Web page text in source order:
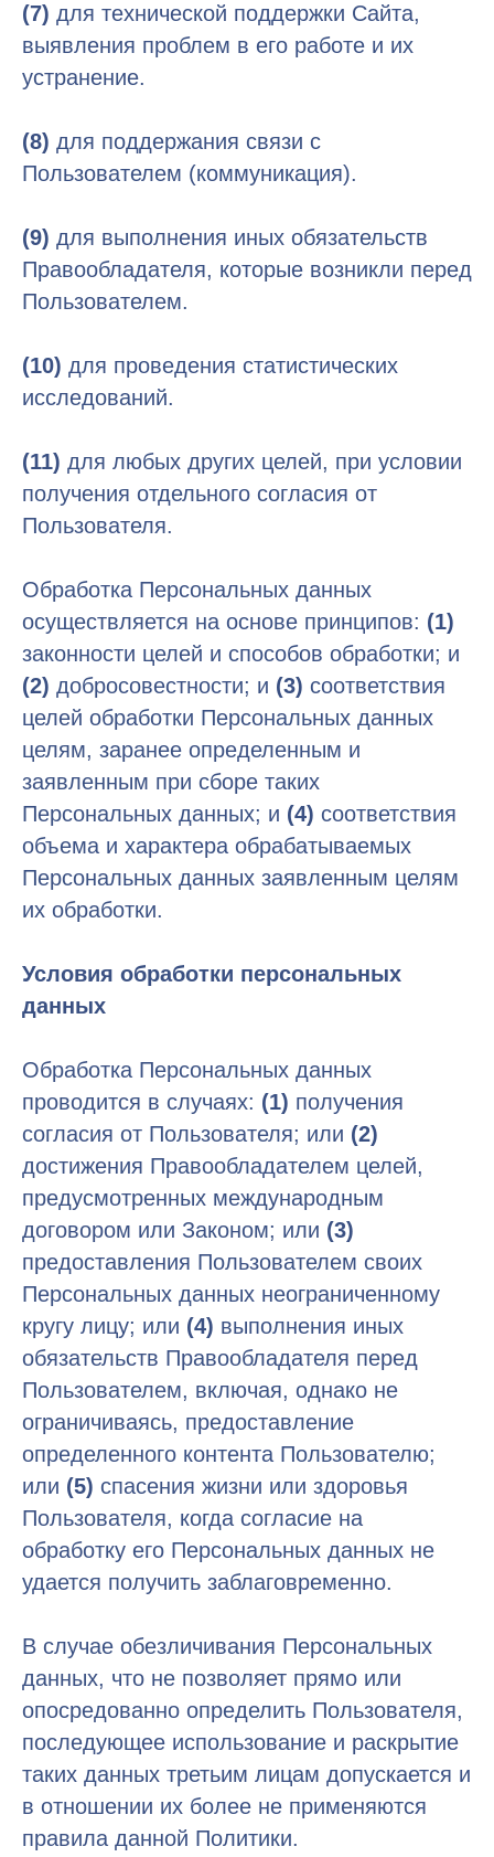
(7) для технической поддержки Сайта,
выявления проблем в его работе и их
устранение.
(8) для поддержания связи с
Пользователем (коммуникация).
(9) для выполнения иных обязательств
Правообладателя, которые возникли перед
Пользователем.
(10) для проведения статистических
исследований.
(11) для любых других целей, при условии
получения отдельного согласия от
Пользователя.
Обработка Персональных данных
осуществляется на основе принципов: (1)
законности целей и способов обработки; и
(2) добросовестности; и (3) соответствия
целей обработки Персональных данных
целям, заранее определенным и
заявленным при сборе таких
Персональных данных; и (4) соответствия
объема и характера обрабатываемых
Персональных данных заявленным целям
их обработки.
Условия обработки персональных
данных
Обработка Персональных данных
проводится в случаях: (1) получения
согласия от Пользователя; или (2)
достижения Правообладателем целей,
предусмотренных международным
договором или Законом; или (3)
предоставления Пользователем своих
Персональных данных неограниченному
кругу лицу; или (4) выполнения иных
обязательств Правообладателя перед
Пользователем, включая, однако не
ограничиваясь, предоставление
определенного контента Пользователю;
или (5) спасения жизни или здоровья
Пользователя, когда согласие на
обработку его Персональных данных не
удается получить заблаговременно.
В случае обезличивания Персональных
данных, что не позволяет прямо или
опосредованно определить Пользователя,
последующее использование и раскрытие
таких данных третьим лицам допускается и
в отношении их более не применяются
правила данной Политики.